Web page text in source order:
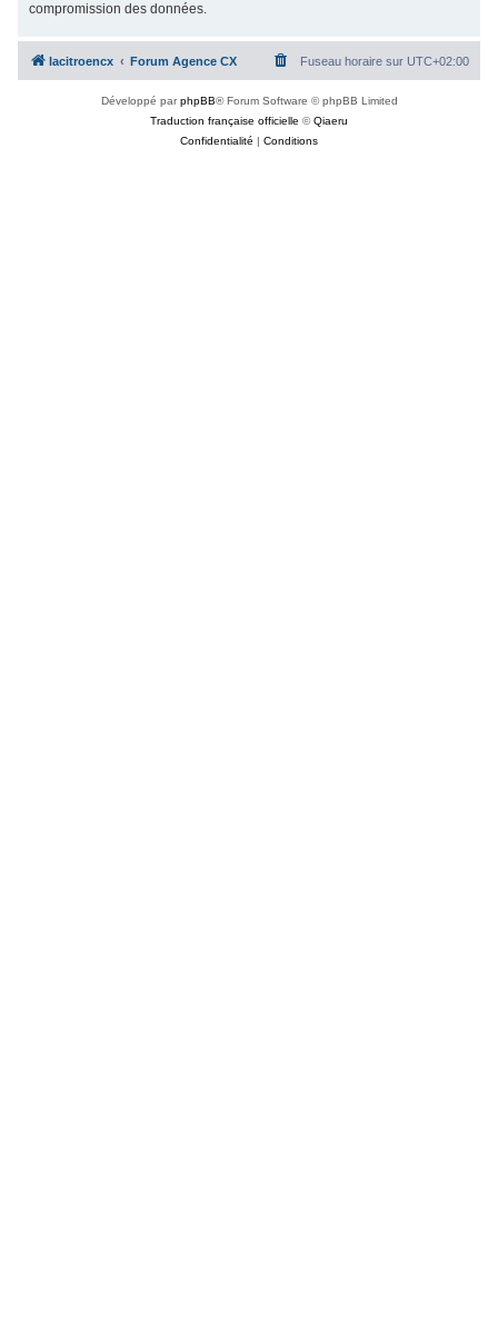
compromission des données.
lacitroencx Forum Agence CX Fuseau horaire sur UTC+02:00
Développé parphpBB® Forum Software © phpBB Limited
Traduction française officielle ©Qiaeru
Confidentialité | Conditions